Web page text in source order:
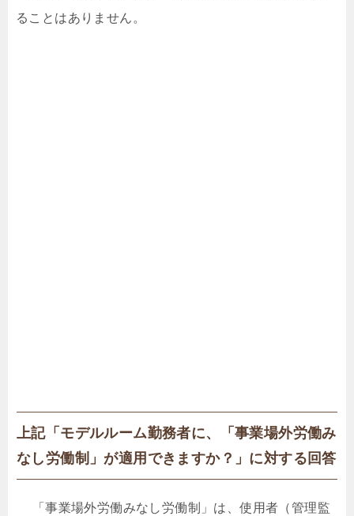
ることはありません。
上記「モデルルーム勤務者に、「事業場外労働み
なし労働制」が適用できますか？」に対する回答
「事業場外労働みなし労働制」は、使用者（管理監